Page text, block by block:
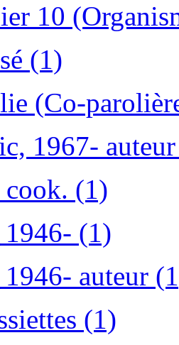
10
(1)
(Co-
1967-
(1)
1946- (1)
auteur
(1)